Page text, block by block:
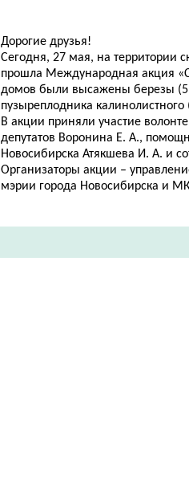
Дорогие друзья!
Сегодня, 27 мая, на территории
прошла Международная акция
домов были высажены березы (5
пузыреплодника калинолистного
В акции приняли участие
депутатов Воронина Е. А.,
Новосибирска Атякшева И. А. и
Организаторы акции –
мэрии города Новосибирска и